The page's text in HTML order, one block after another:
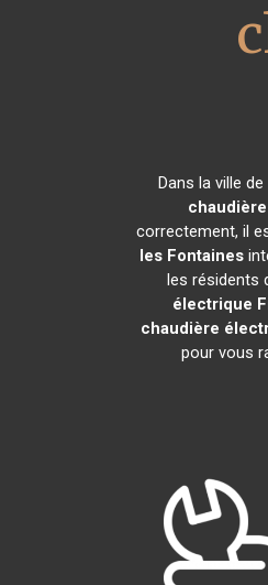
Dans la ville de
correctement, il
les Fontaines
les résidents
électrique
chaudière
pour vous